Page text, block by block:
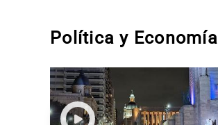
Política y Economía